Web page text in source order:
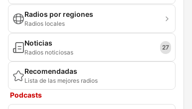
Radios por regiones
Radios locales
Noticias
Radios noticiosas
27
Recomendadas
Lista de las mejores radios
Podcasts